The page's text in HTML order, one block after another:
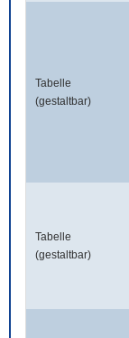
Tabelle
(gestaltbar)
Tabelle
(gestaltbar)